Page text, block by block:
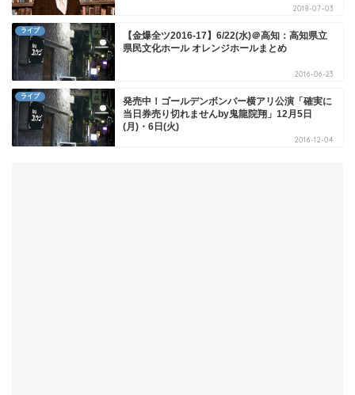
2018-07-03
ライブ
【金爆全ツ2016-17】6/22(水)＠高知：高知県立
県民文化ホール オレンジホールまとめ
2016-06-23
ライブ
発売中！ゴールデンボンバー横アリ公演「確実に
当日券売り切れませんby鬼龍院翔」12月5日
(月)・6日(火)
2016-12-04